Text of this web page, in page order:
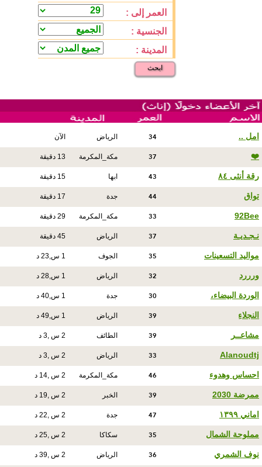
العمر إلى :
الجنسية :
المدينة :
ابحث
امل .. 34 الرياض الآن
❤️
37 مكة_المكرمة 13 دقيقة
رقة أنثى ٨٤ 43 ابها 15 دقيقة
تواق 44 جدة 17 دقيقة
92Bee
33 مكة_المكرمة 29 دقيقة
نـجـديـة 37 الرياض 45 دقيقة
مواليد التسعينات 35 الجوف 1 س,23 د
ورررد 32 الرياض 1 س,28 د
الوردة البيضاء، 30 جدة 1 س,40 د
النجلاءِ 39 الرياض 1 س,49 د
مشاعــر 39 الطائف 2 س ,3 د
Alanoudtj
33 الرياض 2 س ,3 د
احساس وهدوء 46 مكة_المكرمة 2 س ,14 د
ممرضة 2030 39 الخبر 2 س ,19 د
اماني ١٣٩٩ 47 جدة 2 س ,22 د
مملوحة الشمال 35 سكاكا 2 س ,25 د
نوف الشمري 36 الرياض 2 س ,39 د